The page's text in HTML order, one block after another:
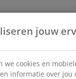
jouw
we cookies en
informatie over